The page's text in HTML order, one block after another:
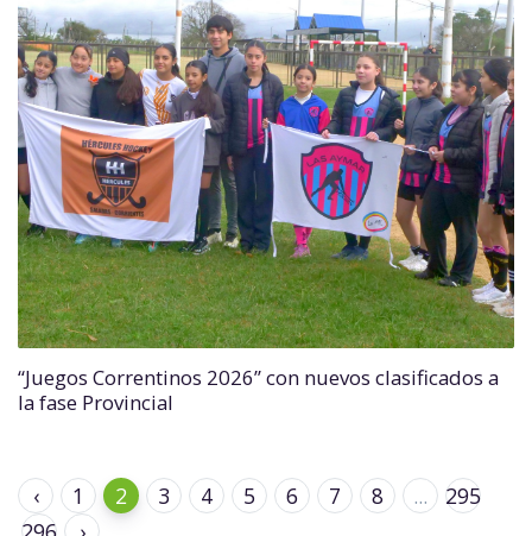
“Juegos Correntinos 2026” con nuevos clasificados a
la fase Provincial
‹ 1 2 3 4 5 6 7 8 ...
295